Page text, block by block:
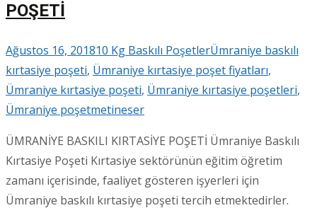
POŞETİ
Ağustos 16, 201810 Kg Baskılı PoşetlerÜmraniye baskılı
kırtasiye poşeti, Ümraniye kırtasiye poşet fiyatları,
Ümraniye kırtasiye poşeti, Ümraniye kırtasiye poşetleri,
Ümraniye poşetmetineser
ÜMRANİYE BASKILI KIRTASİYE POŞETİ Ümraniye Baskılı
Kırtasiye Poşeti Kırtasiye sektörünün eğitim öğretim
zamanı içerisinde, faaliyet gösteren işyerleri için
Ümraniye baskılı kırtasiye poşeti tercih etmektedirler.